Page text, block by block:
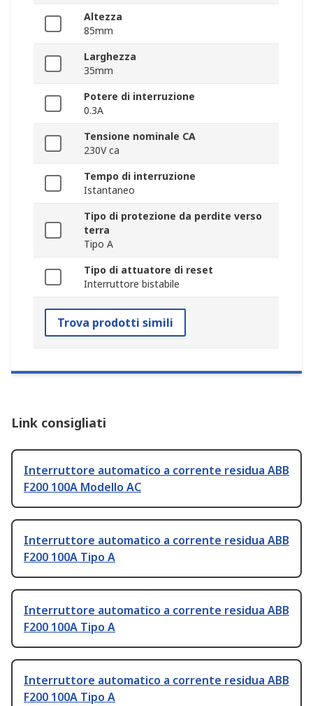
Altezza
85mm
Larghezza
35mm
Potere di interruzione
0.3A
Tensione nominale CA
230V ca
Tempo di interruzione
Istantaneo
Tipo di protezione da perdite verso
terra
Tipo A
Tipo di attuatore di reset
Interruttore bistabile
Trova prodotti simili
Link consigliati
Interruttore automatico a corrente residua ABB
F200 100A Modello AC
Interruttore automatico a corrente residua ABB
F200 100A Tipo A
Interruttore automatico a corrente residua ABB
F200 100A Tipo A
Interruttore automatico a corrente residua ABB
F200 100A Tipo A